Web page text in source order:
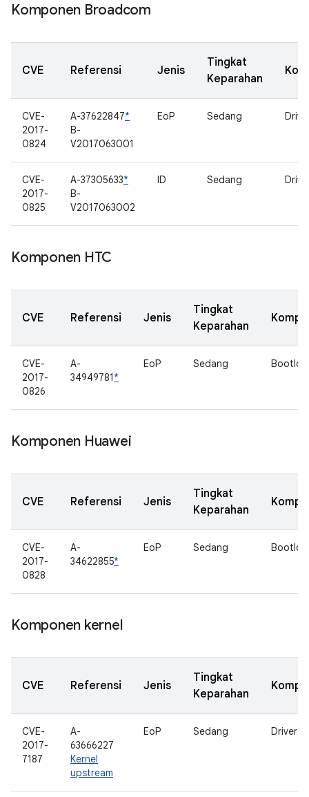
Komponen Broadcom
CVE Referensi Jenis
Tingkat
Keparahan
CVE-
2017-
0824
A-37622847*
B-
V2017063001
EoP Sedang
CVE-
2017-
0825
A-37305633*
B-
V2017063002
ID Sedang
Komponen HTC
CVE Referensi Jenis
Tingkat
Keparahan
CVE-
2017-
0826
A-
34949781*
EoP Sedang
Komponen Huawei
CVE Referensi Jenis
Tingkat
Keparahan
CVE-
2017-
0828
A-
34622855*
EoP Sedang
Komponen kernel
CVE Referensi Jenis
Tingkat
Keparahan
CVE-
2017-
7187
A-
63666227
Kernel
upstream
EoP Sedang Driver